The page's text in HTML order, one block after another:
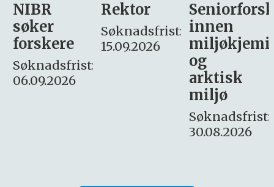
Rektor
Søknadsfrist:
15.09.2026
Seniorforsker
innen
miljøkjemi
søker
– fast
Søknadsfrist:
16. august.